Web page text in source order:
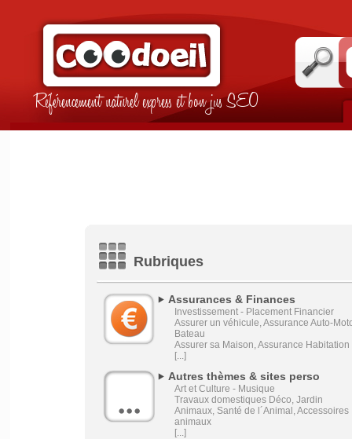
Référencement naturel express et bon jus SEO
Rubriques
Assurances & Finances
Investissement - Placement Financier
Assurer un véhicule, Assurance Auto-
Bateau
Assurer sa Maison, Assurance Habitation
[...]
Autres thèmes & sites perso
Art et Culture - Musique
Travaux domestiques Déco, Jardin
Animaux, Santé de l´Animal, Accessoires
animaux
[...]